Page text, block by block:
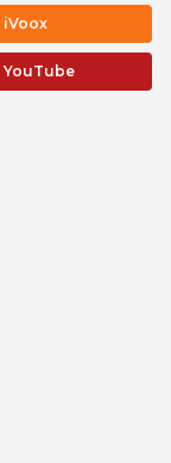
iVoox
YouTube